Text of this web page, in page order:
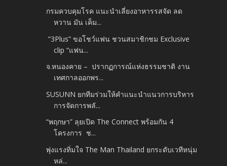
กรมควบคุมโรค แนะนำเลี่ยงอาหารรสจัด ลด
หวาน มัน เค็ม...
“3Plus” ขอโชว์แฟน ชวนสมาชิกชม Exclusive
clip “แฟน...
จ.หนองคาย – ปรากฏการณ์แห่งธรรมชาติ งาน
เทศกาลออกพร...
SUSUNN ยกทีมร่วมให้คำแนะนำแนวการบริหาร
การจัดการพลั...
“พฤกษา” ลุยเปิด The Connect พร้อมกัน 4
โครงการ ช...
พุ่งแรงทิ่มใจ The Man Thailand ยกระดับเวทีหนุ่ม
หล่...